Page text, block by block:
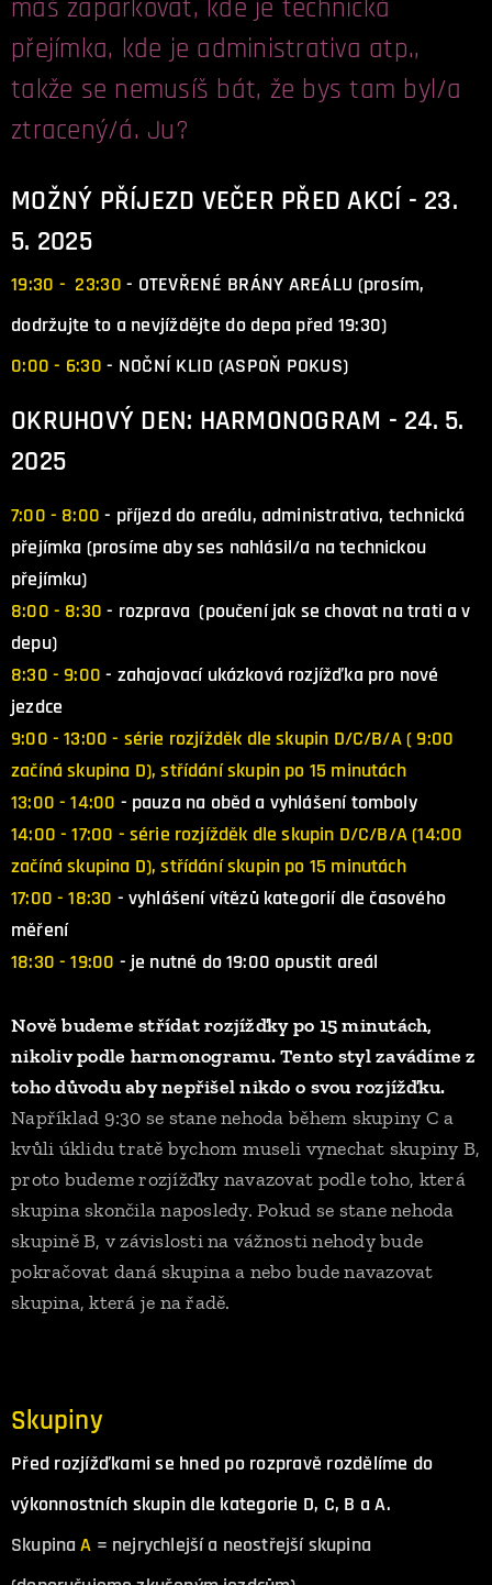
máš zaparkovat, kde je technická
přejímka, kde je administrativa atp.,
takže se nemusíš bát, že bys tam byl/a
ztracený/á. Ju?
MOŽNÝ PŘÍJEZD VEČER PŘED AKCÍ - 23.
5. 2025
19:30 - 23:30- OTEVŘENÉ BRÁNY AREÁLU (prosím,
dodržujte to a nevjíždějte do depa před 19:30)
0:00 - 6:30- NOČNÍ KLID (ASPOŇ POKUS)
OKRUHOVÝ DEN: HARMONOGRAM - 24. 5.
2025
7:00 - 8:00- příjezd do areálu, administrativa, technická
přejímka (prosíme aby ses nahlásil/a na technickou
přejímku)
8:00 - 8:30- rozprava (poučení jak se chovat na trati a v
depu)
8:30 - 9:00 - zahajovací ukázková rozjížďka pro nové
jezdce
9:00 - 13:00 - série rozjížděk dle skupin D/C/B/A ( 9:00
začíná skupina D), střídání skupin po 15 minutách
13:00 - 14:00 - pauza na oběd a vyhlášení tomboly
14:00 - 17:00 - série rozjížděk dle skupin D/C/B/A (14:00
začíná skupina D), střídání skupin po 15 minutách
17:00 - 18:30 - vyhlášení vítězů kategorií dle časového
měření
18:30 - 19:00 - je nutné do 19:00 opustit areál
Nově budeme střídat rozjížďky po 15 minutách,
nikoliv podle harmonogramu. Tento styl zavádíme z
toho důvodu aby nepřišel nikdo o svou rozjížďku.
Například 9:30 se stane nehoda během skupiny C a
kvůli úklidu tratě bychom museli vynechat skupiny B,
proto budeme rozjížďky navazovat podle toho, která
skupina skončila naposledy. Pokud se stane nehoda
skupině B, v závislosti na vážnosti nehody bude
pokračovat daná skupina a nebo bude navazovat
skupina, která je na řadě.
Skupiny
Před rozjížďkami se hned po rozpravě rozdělíme do
výkonnostních skupin dle kategorie D, C, B a A.
SkupinaA = nejrychlejší a neostřejší skupina